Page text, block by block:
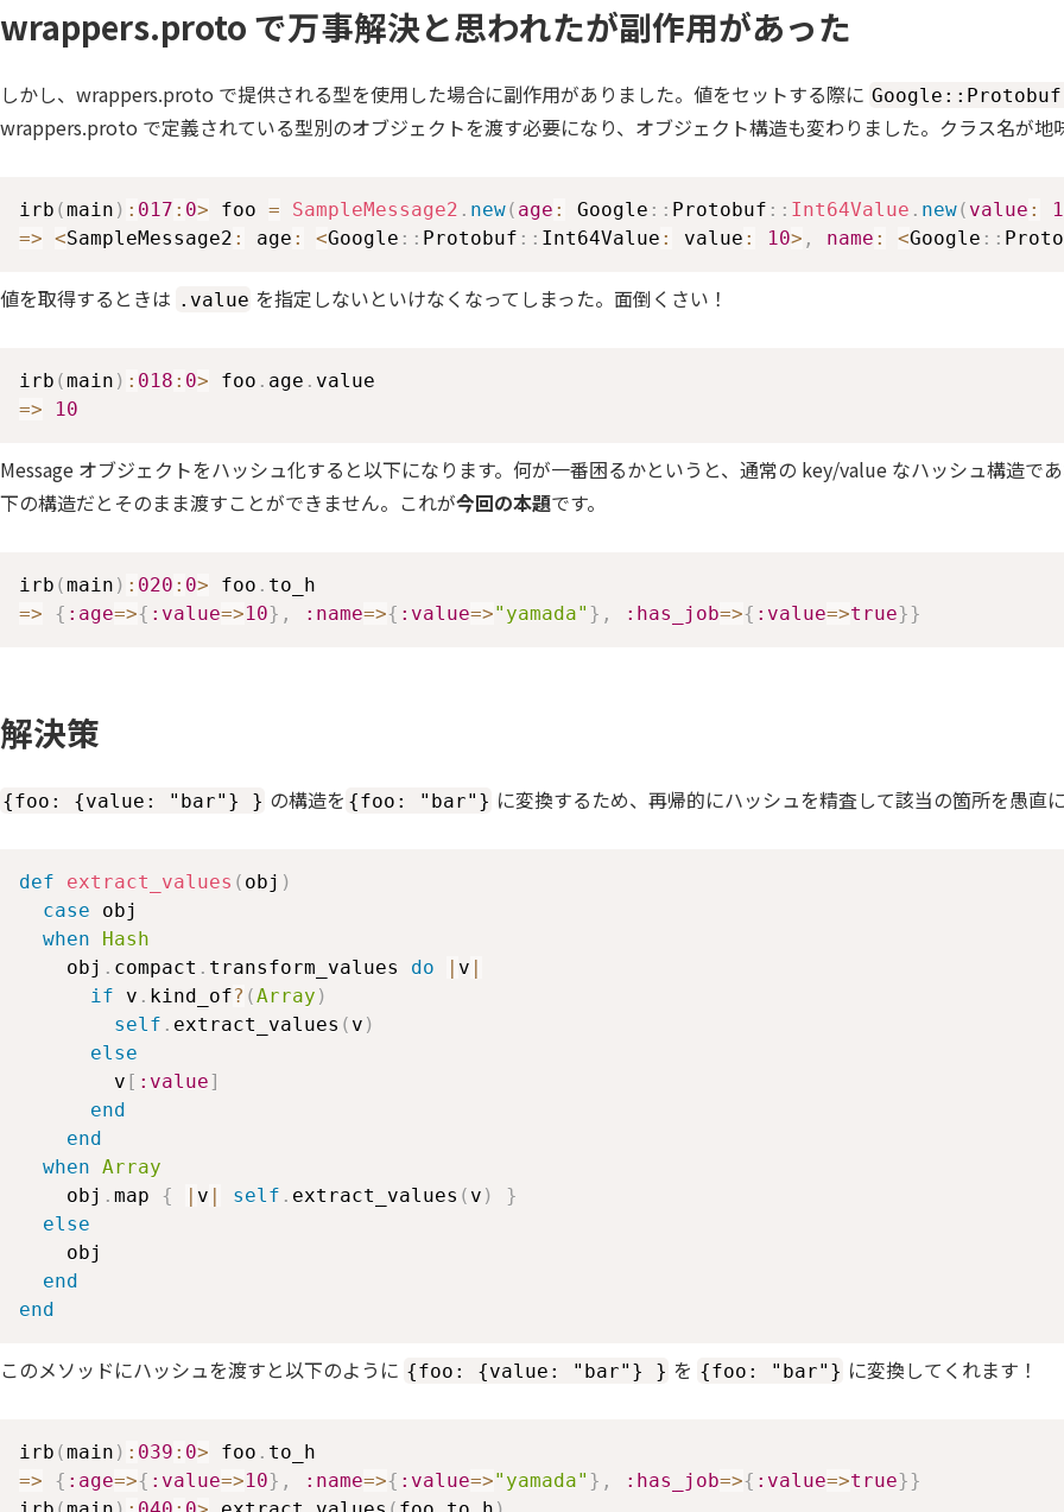
wrappers.proto で万事解決と思われたが副作用があった
しかし、wrappers.proto で提供される型を使用した場合に副作用がありました。値をセットする際に
wrappers.proto で定義されている型別のオブジェクトを渡す必要になり、オブジェクト構造も変わりました。クラス名が
irb (main ) : 017 : 0> foo = SampleMessage2 . new( age : Google :: Protobuf :: Int64Value . new( value :
=> <SampleMessage2 : age : <Google :: Protobuf :: Int64Value : value : 10> , name : <Google ::
値を取得するときは .value を指定しないといけなくなってしまった。面倒くさい！
irb (main ) : 018 : 0> foo . age .
=>
10
Message オブジェクトをハッシュ化すると以下になります。何が一番困るかというと、通常の key/value なハッシュ構造
下の構造だとそのまま渡すことができません。これが今回の本題です。
irb (main ) : 020 : 0> foo .
=>
{ :age=>{ :value=>10} , :name=>{ :value=>"yamada" } , :has_job=>{ :value=>true}}
解決策
{foo: {value: "bar"} } の構造を {foo: "bar"} に変換するため、再帰的にハッシュを精査して該当の箇所を愚直
def extract_values ( obj )
case obj
when
Hash
    obj
. compact . transform_values do | v |
if v . kind_of? (Array )
self . extract_values ( v )
else
        v
[ :value]
end
end
when Array
    obj
. map { | v | self . extract_values ( v )
}
else
    obj
end
end
このメソッドにハッシュを渡すと以下のように {foo: {value: "bar"} } を {foo: "bar"} に変換してくれます！
irb (main ) : 039 : 0> foo .
=>
{ :age=>{ :value=>10} , :name=>{ :value=>"yamada" } , :has_job=>{ :value=>true}}